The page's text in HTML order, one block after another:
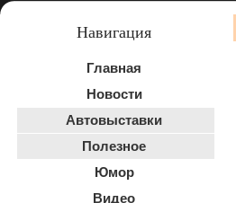
Навигация
Главная
Новости
Автовыставки
Полезное
Юмор
Видео